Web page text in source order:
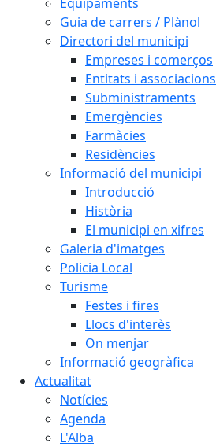
Guia de carrers / Plànol
Directori del municipi
Empreses i comerços
Entitats i associacions
Subministraments
Emergències
Farmàcies
Residències
Informació del municipi
Introducció
Història
El municipi en xifres
Galeria d'imatges
Policia Local
Turisme
Festes i fires
Llocs d'interès
On menjar
Informació geogràfica
Actualitat
Notícies
Agenda
L'Alba